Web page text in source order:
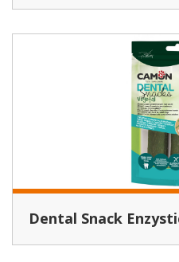
Dental Snack